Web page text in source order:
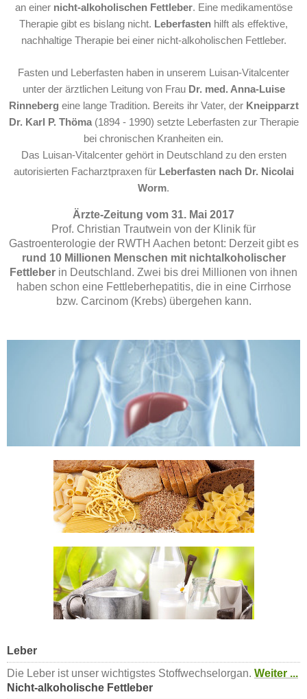
an einer nicht-alkoholischen Fettleber. Eine medikamentöse
Therapie gibt es bislang nicht. Leberfasten hilft als effektive,
nachhaltige Therapie bei einer nicht-alkoholischen Fettleber.
Fasten und Leberfasten haben in unserem Luisan-Vitalcenter
unter der ärztlichen Leitung von Frau Dr. med. Anna-Luise
Rinneberg eine lange Tradition. Bereits ihr Vater, der Kneipparzt
Dr. Karl P. Thöma(1894 - 1990) setzte Leberfasten zur Therapie
bei chronischen Kranheiten ein.
Das Luisan-Vitalcenter gehört in Deutschland zu den ersten
autorisierten Facharztpraxen für Leberfasten nach Dr. Nicolai
Worm.
Ärzte-Zeitung vom 31. Mai 2017
Prof. Christian Trautwein von der Klinik für
Gastroenterologie der RWTH Aachen betont: Derzeit gibt es
rund 10 Millionen Menschen mit nichtalkoholischer
Fettleber in Deutschland. Zwei bis drei Millionen von ihnen
haben schon eine Fettleberhepatitis, die in eine Cirrhose
bzw. Carcinom (Krebs) übergehen kann.
Leber
Die Leber ist unser wichtigstes Stoffwechselorgan. Weiter ...
Nicht-alkoholische Fettleber